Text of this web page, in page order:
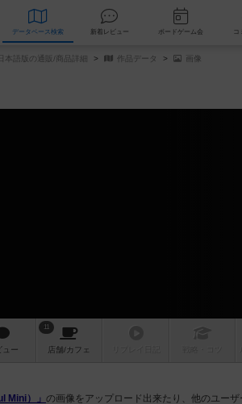
データベース 検索 新着レビュー ボードゲ
本語版の通販/商品詳細 作品データ 画像
ュー
11
店舗/カフェ
Mini）」 の画像をアップロード出来たり、他のユー